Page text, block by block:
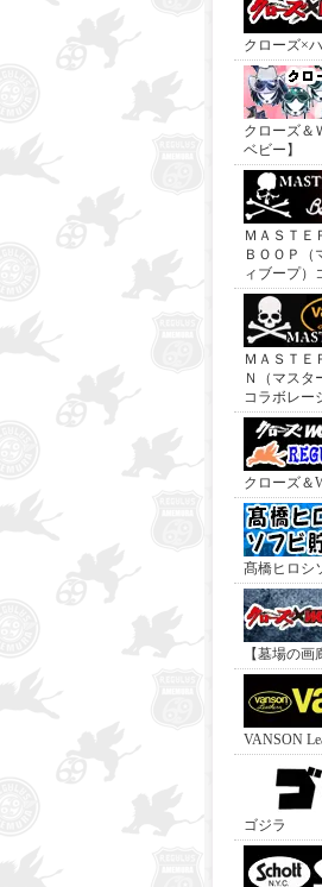
クローズ×
クローズ＆
ベビー】
ＭＡＳＴＥ
ＢＯＯＰ（
ィブープ）
ＭＡＳＴＥ
Ｎ（マスタ
コラボレー
クローズ＆
髙橋ヒロシ
【墓場の
VANSON
ゴジラ